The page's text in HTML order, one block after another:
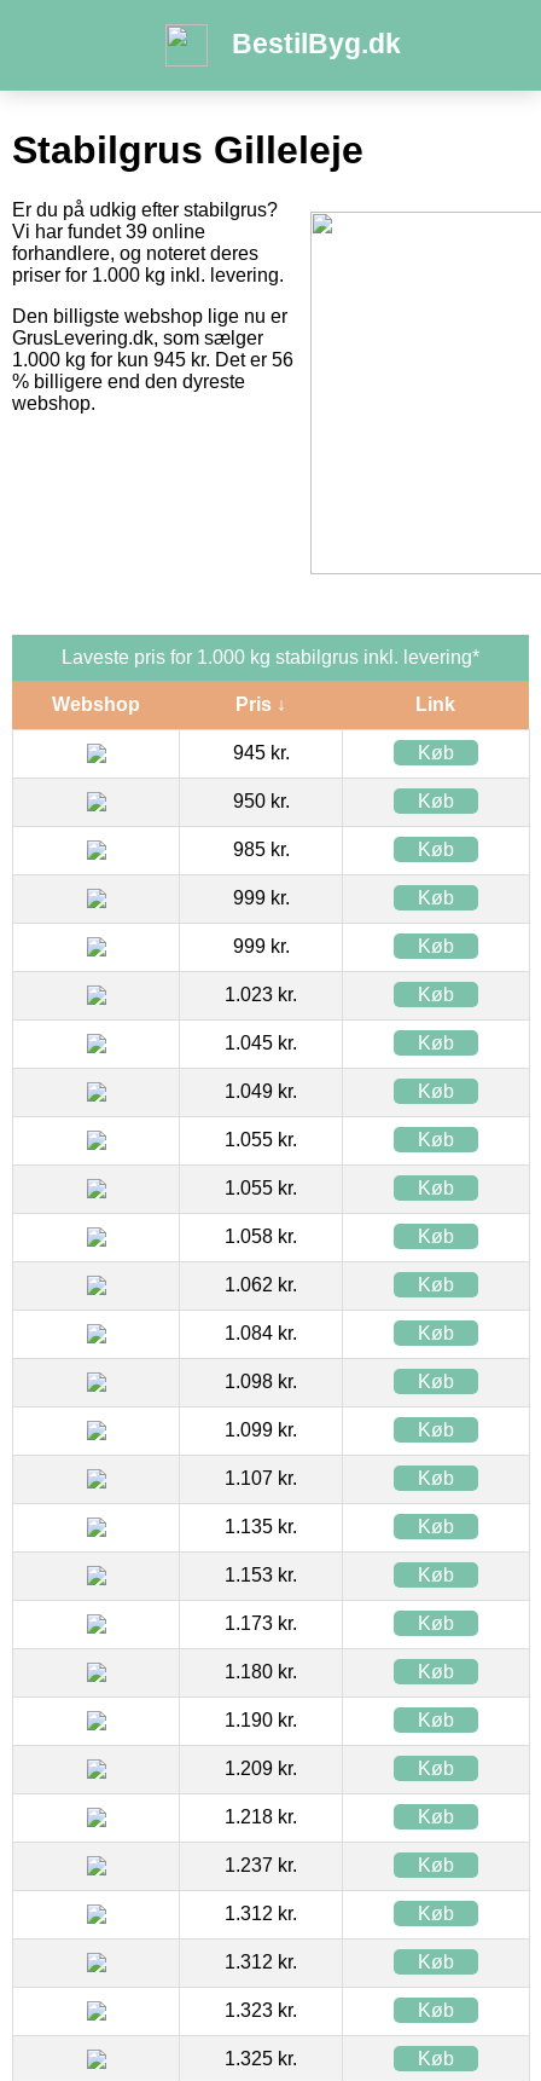
BestilByg.dk
Stabilgrus Gilleleje
Er du på udkig efter stabilgrus?
Vi har fundet 39 online
forhandlere, og noteret deres
priser for 1.000 kg inkl. levering.
Den billigste webshop lige nu er
GrusLevering.dk, som sælger
1.000 kg for kun 945 kr. Det er 56
% billigere end den dyreste
webshop.
Laveste pris for 1.000 kg stabilgrus inkl. levering*
Webshop Pris ↓ Link
945 kr. Køb
950 kr. Køb
985 kr. Køb
999 kr. Køb
999 kr. Køb
1.023 kr. Køb
1.045 kr. Køb
1.049 kr. Køb
1.055 kr. Køb
1.055 kr. Køb
1.058 kr. Køb
1.062 kr. Køb
1.084 kr. Køb
1.098 kr. Køb
1.099 kr. Køb
1.107 kr. Køb
1.135 kr. Køb
1.153 kr. Køb
1.173 kr. Køb
1.180 kr. Køb
1.190 kr. Køb
1.209 kr. Køb
1.218 kr. Køb
1.237 kr. Køb
1.312 kr. Køb
1.312 kr. Køb
1.323 kr. Køb
1.325 kr. Køb